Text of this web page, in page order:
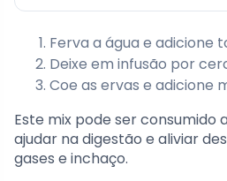
Ferva a água e adicione
Deixe em infusão por
Coe as ervas e adicione
Este mix pode ser consumido
ajudar na digestão e aliviar
gases e inchaço.